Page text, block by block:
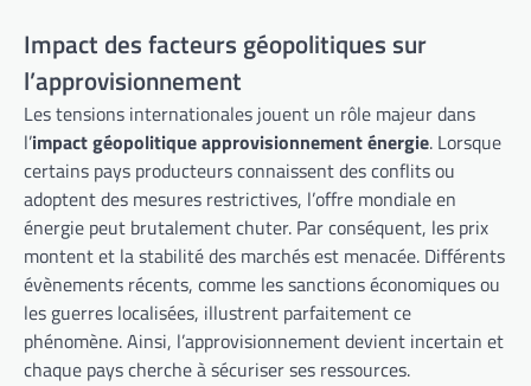
Impact des facteurs géopolitiques sur
l’approvisionnement
Les tensions internationales jouent un rôle majeur dans
l’impact géopolitique approvisionnement énergie. Lorsque
certains pays producteurs connaissent des conflits ou
adoptent des mesures restrictives, l’offre mondiale en
énergie peut brutalement chuter. Par conséquent, les prix
montent et la stabilité des marchés est menacée. Différents
évènements récents, comme les sanctions économiques ou
les guerres localisées, illustrent parfaitement ce
phénomène. Ainsi, l’approvisionnement devient incertain et
chaque pays cherche à sécuriser ses ressources.